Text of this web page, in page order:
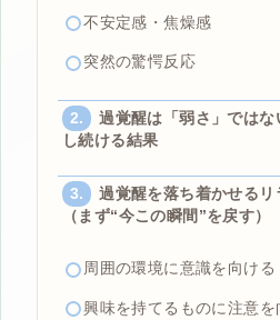
不安定感・焦燥感
突然の驚愕反応
過覚醒は「弱さ」ではな
し続ける結果
過覚醒を落ち着かせるリ
（まず“今この瞬間”を戻す）
周囲の環境に意識を向ける
興味を持てるものに注意